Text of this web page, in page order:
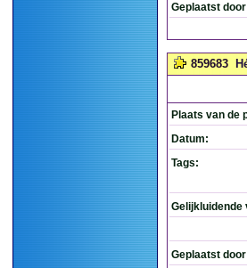
Geplaatst
859683
Plaats van de
Datum:
Tags:
Gelijkluidende
Geplaatst